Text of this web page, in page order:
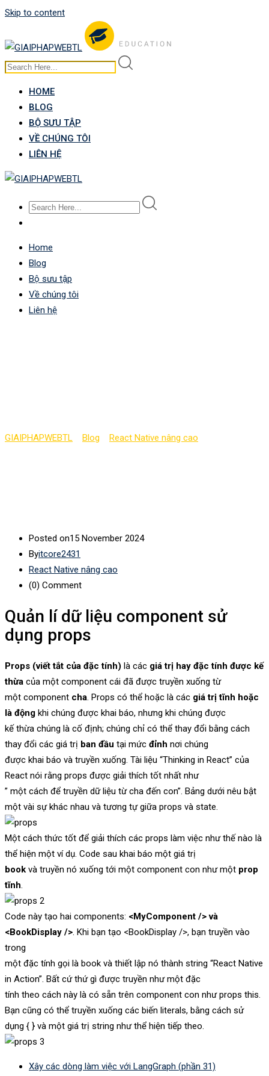
Skip to content
HOME
BLOG
BỘ SƯU TẬP
VỀ CHÚNG TÔI
LIÊN HỆ
Home
Blog
Bộ sưu tập
Về chúng tôi
Liên hệ
GIAIPHAPWEBTL Blog React Native nâng cao
Posted on15 November 2024
Byitcore2431
React Native nâng cao
(0) Comment
Quản lí dữ liệu component sử
dụng props
Props (viết tắt của đặc tính) là các giá trị hay đặc tính được kế
thừa của một component cái đã được truyền xuống từ
một component cha. Props có thể hoặc là các giá trị tĩnh hoặc
là động khi chúng được khai báo, nhưng khi chúng được
kế thừa chúng là cố định; chúng chỉ có thể thay đổi bằng cách
thay đổi các giá trị ban đầu tại mức đỉnh nơi chúng
được khai báo và truyền xuống. Tài liệu “Thinking in React” của
React nói rằng props được giải thích tốt nhất như
” một cách để truyền dữ liệu từ cha đến con”. Bảng dưới nêu bật
một vài sự khác nhau và tương tự giữa props và state.
Một cách thức tốt để giải thích các props làm việc như thế nào là
thể hiện một ví dụ. Code sau khai báo một giá trị
book và truyền nó xuống tới một component con như một prop
tĩnh.
Code này tạo hai components: <MyComponent /> và
<BookDisplay />. Khi bạn tạo <BookDisplay />, bạn truyền vào
trong
một đặc tính gọi là book và thiết lập nó thành string “React Native
in Action”. Bất cứ thứ gì được truyền như một đặc
tính theo cách này là có sẵn trên component con như props this.
Bạn cũng có thể truyền xuống các biến literals, bằng cách sử
dụng { } và một giá trị string như thể hiện tiếp theo.
Xây các dòng làm việc với LangGraph (phần 31)